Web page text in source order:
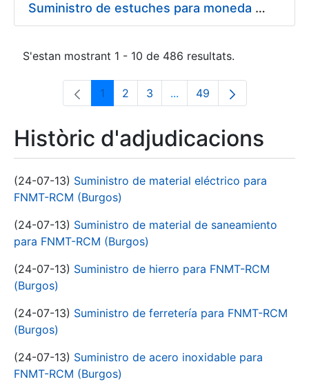
Suministro de estuches para moneda de 30 €
S'estan mostrant 1 - 10 de 486 resultats.
Pàgina
1 Pàgina
2 Pàgina
3 ...Pàgines intermèdies
Pàgina
49
Històric d'adjudicacions
(24-07-13) Suministro de material eléctrico para
FNMT-RCM (Burgos)
(24-07-13) Suministro de material de saneamiento
para FNMT-RCM (Burgos)
(24-07-13) Suministro de hierro para FNMT-RCM
(Burgos)
(24-07-13) Suministro de ferretería para FNMT-RCM
(Burgos)
(24-07-13) Suministro de acero inoxidable para
FNMT-RCM (Burgos)